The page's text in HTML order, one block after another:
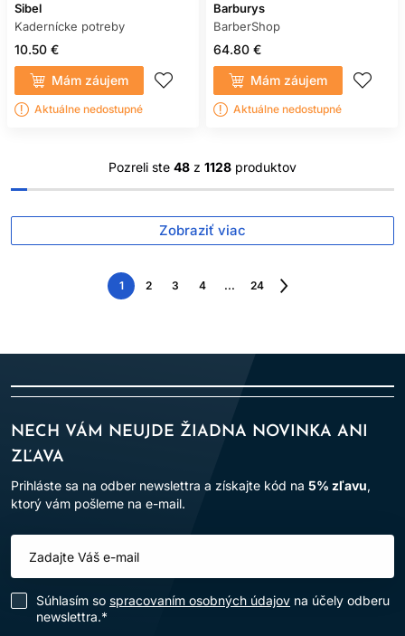
Sibel
Kadernícke potreby
10.50 €
Mám záujem
Aktuálne nedostupné
Barburys
BarberShop
64.80 €
Mám záujem
Aktuálne nedostupné
Pozreli ste 48 z 1128 produktov
Zobraziť viac
1 2 3 4 ... 24
Nasledujúca
NECH VÁM NEUJDE ŽIADNA NOVINKA ANI
ZĽAVA
Prihláste sa na odber newslettra a získajte kód na 5% zľavu,
ktorý vám pošleme na e-mail.
Súhlasím so spracovaním osobných údajov na účely odberu
newslettra.*